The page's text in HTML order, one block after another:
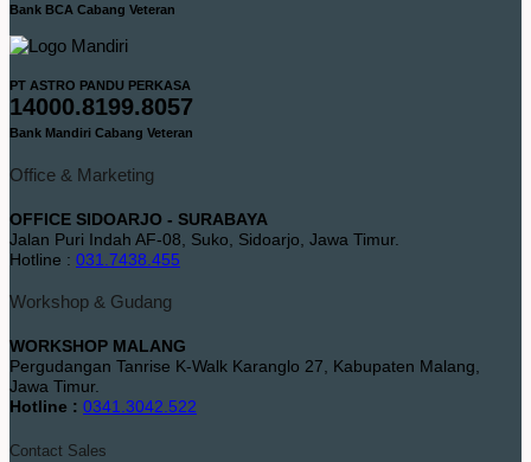
Bank BCA Cabang Veteran
PT ASTRO PANDU PERKASA
14000.8199.8057
Bank Mandiri Cabang Veteran
Office & Marketing
OFFICE SIDOARJO - SURABAYA
Jalan Puri Indah AF-08, Suko, Sidoarjo, Jawa Timur.
Hotline : 031.7438.455
Workshop & Gudang
WORKSHOP MALANG
Pergudangan Tanrise K-Walk Karanglo 27, Kabupaten Malang,
Jawa Timur.
Hotline : 0341.3042.522
Contact Sales